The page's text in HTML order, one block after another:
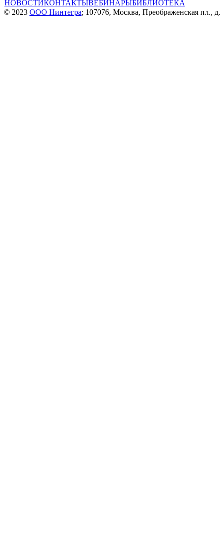
НОВОСТИКОНТАКТЫВЕБИНАРЫБИБЛИОТЕКА
© 2023 ООО Нинтегра; 107076, Москва, Преображенская пл.,